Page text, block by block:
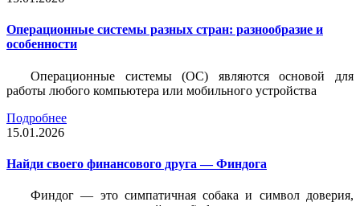
Операционные системы разных стран: разнообразие и
особенности
Операционные системы (ОС) являются основой для
работы любого компьютера или мобильного устройства
Подробнее
15.01.2026
Найди своего финансового друга — Финдога
Финдог — это симпатичная собака и символ доверия,